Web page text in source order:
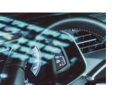
客製化封裝天線量測系
線量測所需的CATR，並考
如何將AiP設計產業化則由臺
文博士提供進一步的解
部副理許銘仁與楊承諺工程